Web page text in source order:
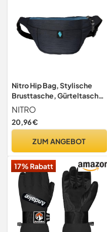
Nitro Hip Bag, Stylische
Brusttasche, Gürteltasche
mit 2 Fächern, Travel Pack,
Heritage Umhängtasche,
Festival Hüfttasche,
NITRO
20,96 €
ZUM ANGEBOT
17% Rabatt